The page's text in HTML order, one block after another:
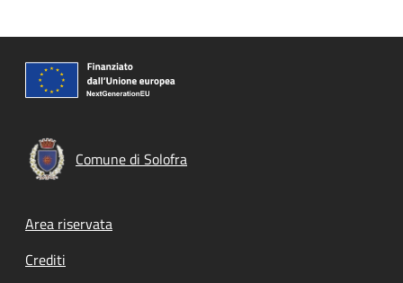
Comune di Solofra
Footer menu
Area riservata
Crediti